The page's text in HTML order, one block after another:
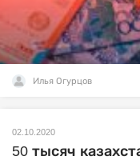
Илья Огурцов
02.10.2020
50 тысяч